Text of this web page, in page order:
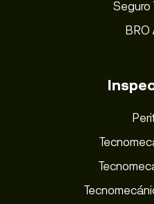
Seguro
BRO